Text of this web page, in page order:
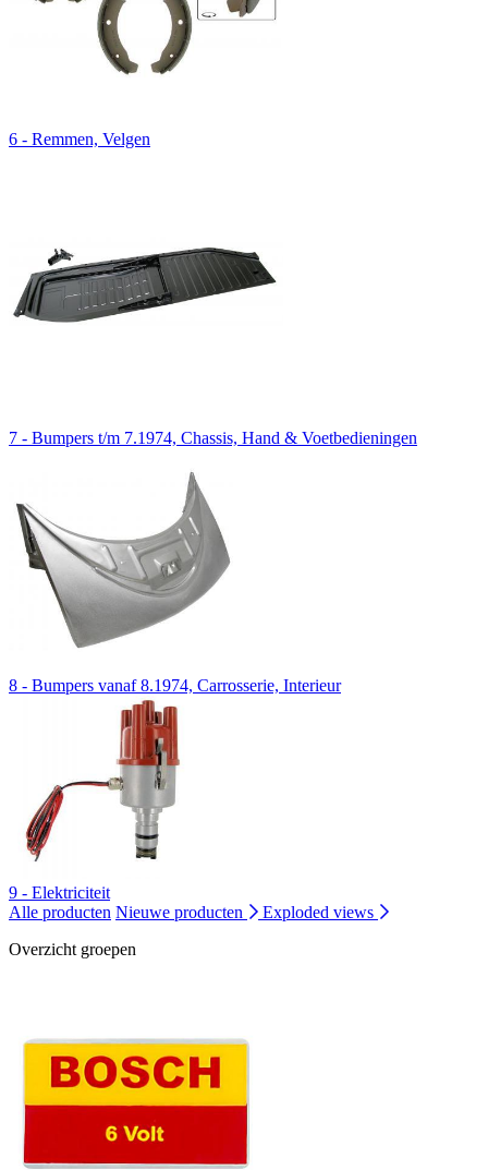
6 - Remmen, Velgen
7 - Bumpers t/m 7.1974, Chassis, Hand & Voetbedieningen
8 - Bumpers vanaf 8.1974, Carrosserie, Interieur
9 - Elektriciteit
Alle producten Nieuwe producten
Exploded views
Overzicht groepen